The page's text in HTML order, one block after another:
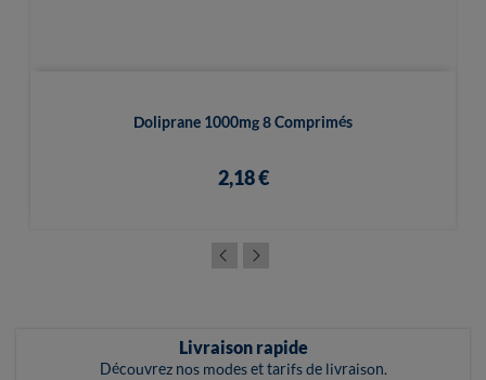
Doliprane 1000mg 8 Comprimés
2,18 €
Livraison rapide
Découvrez nos modes et tarifs de livraison.